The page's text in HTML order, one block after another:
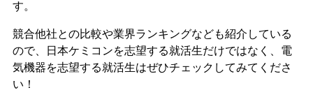
す。
競合他社との比較や業界ランキングなども紹介している
ので、日本ケミコンを志望する就活生だけではなく、電
気機器を志望する就活生はぜひチェックしてみてくださ
い！